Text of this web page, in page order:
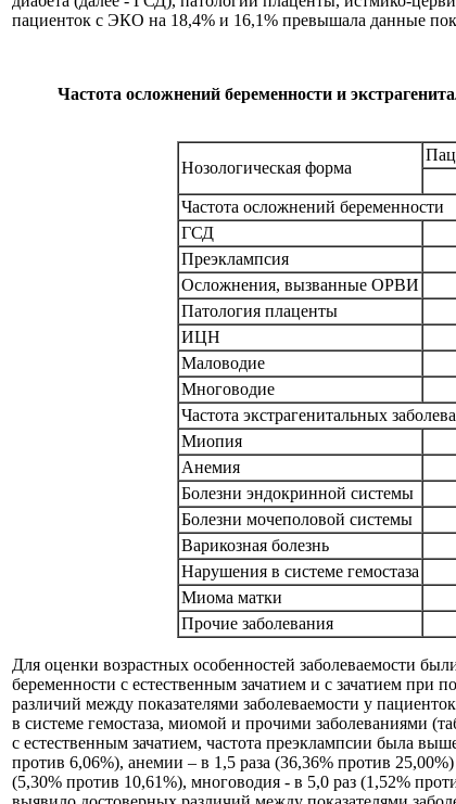
пациенток с ЭКО на 18,4% и 16,1% превышала данные
Частота осложнений беременности и
Нозологическая форма
Частота осложнений беременности
ГСД
Преэклампсия
Осложнения, вызванные ОРВИ
Патология плаценты
ИЦН
Маловодие
Многоводие
Частота экстрагенитальных
Миопия
Анемия
Болезни эндокринной системы
Болезни мочеполовой системы
Варикозная болезнь
Нарушения в системе гемостаза
Миома матки
Прочие заболевания
Для оценки возрастных особенностей заболеваемости
беременности с естественным зачатием и с зачатием
различий между показателями заболеваемости у
в системе гемостаза, миомой и прочими заболеваниями
с естественным зачатием, частота преэклампсии была
против 6,06%), анемии – в 1,5 раза (36,36% против
(5,30% против 10,61%), многоводия - в 5,0 раз (1,52%